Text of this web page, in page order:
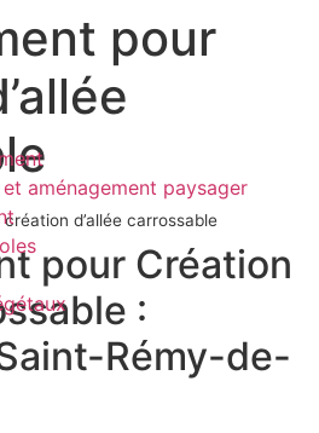
aménagement paysager
pour
d’allée carrossable
pour Création
:
Rémy-de-